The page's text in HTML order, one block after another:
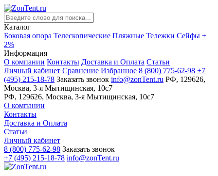
Каталог
Боковая опора Телескопические Пляжные Тележки Сейфы +
2%
Информация
О компании Контакты Доставка и Оплата Статьи
Личный кабинет Сравнение Избранное 8 (800) 775-62-98 +7
(495) 215-18-78 Заказать звонок info@zonTent.ru РФ, 129626,
Москва, 3-я Мытищинская, 10с7
РФ, 129626, Москва, 3-я Мытищинская, 10с7
О компании
Контакты
Доставка и Оплата
Статьи
Личный кабинет
8 (800) 775-62-98 Заказать звонок
+7 (495) 215-18-78 info@zonTent.ru